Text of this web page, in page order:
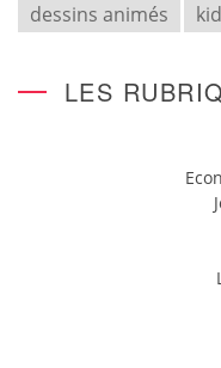
dessins animés
LES